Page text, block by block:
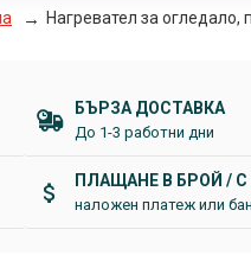
Нагревател за
БЪРЗА ДОСТАВКА
До 1-3 работни дни
ПЛАЩАНЕ В БРОЙ / С
наложен платеж или